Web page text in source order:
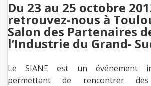
Du 23 au 25 octobre
retrouvez-nous à
Salon des Partenaires
l’Industrie du Grand-
Le SIANE est un événement
permettant de rencontrer des